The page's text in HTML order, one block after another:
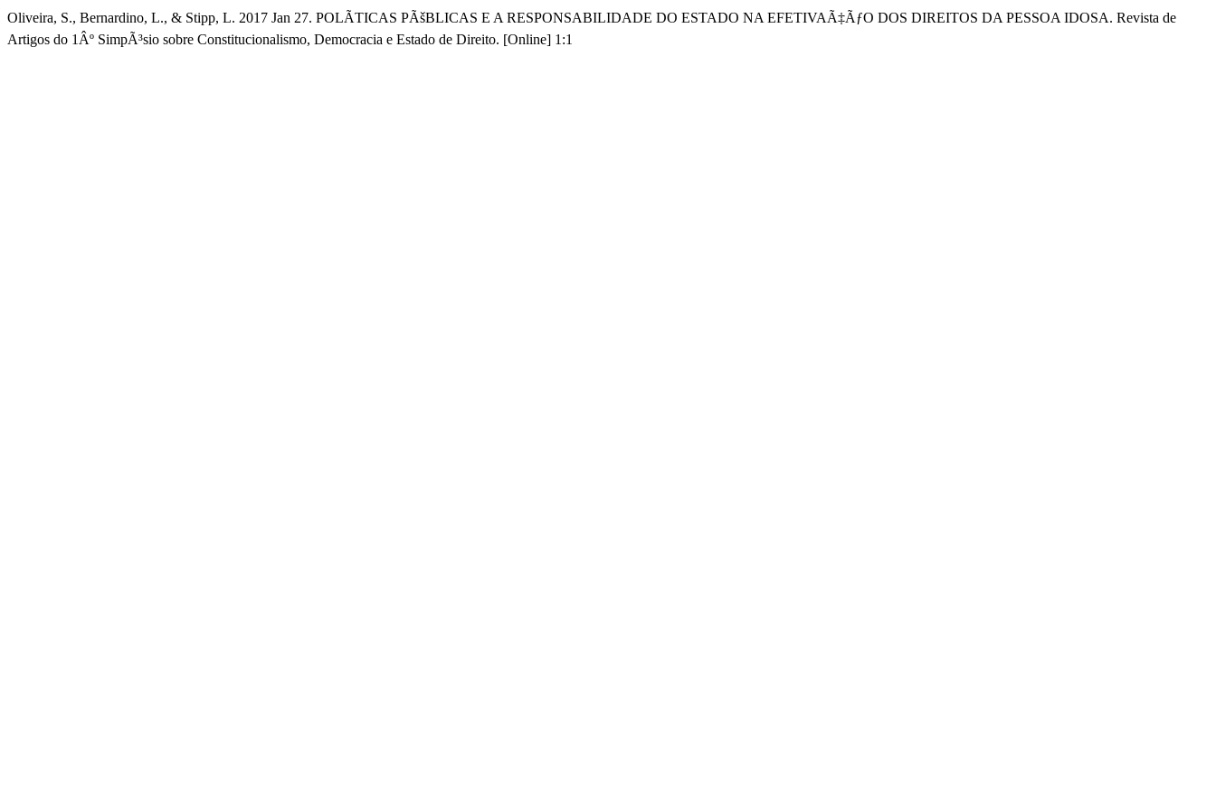
Oliveira, S., Bernardino, L., & Stipp, L. 2017 Jan 27. POLÃTICAS PÃšBLICAS E A RESPONSABILIDADE DO ESTADO NA EFETIVAÃ‡ÃƒO DOS DIREITOS DA PESSOA IDOSA. Revista de
Artigos do 1Âº SimpÃ³sio sobre Constitucionalismo, Democracia e Estado de Direito. [Online] 1:1